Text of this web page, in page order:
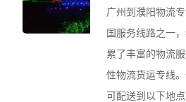
广州到濮阳物流
国服务线路之一
累了丰富的物流
性物流货运专线
可配送到以下地点